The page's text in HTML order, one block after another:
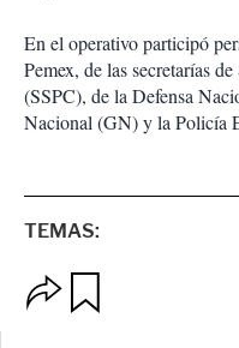
En el operativo participó
Pemex, de las secretarías
(SSPC), de la Defensa
Nacional (GN) y la Policía
TEMAS: